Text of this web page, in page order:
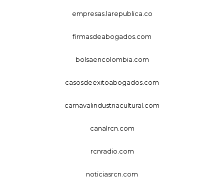
empresas.larepublica.co
firmasdeabogados.com
bolsaencolombia.com
casosdeexitoabogados.com
carnavalindustriacultural.com
canalrcn.com
rcnradio.com
noticiasrcn.com